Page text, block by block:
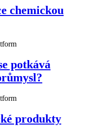
chemickou
potkává
produkty